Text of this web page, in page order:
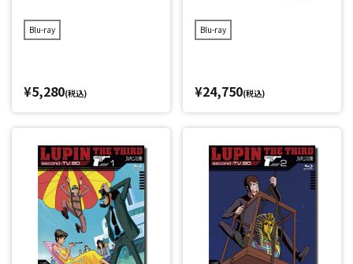
Blu-ray
¥5,280(税込)
Blu-ray
¥24,750(税込)